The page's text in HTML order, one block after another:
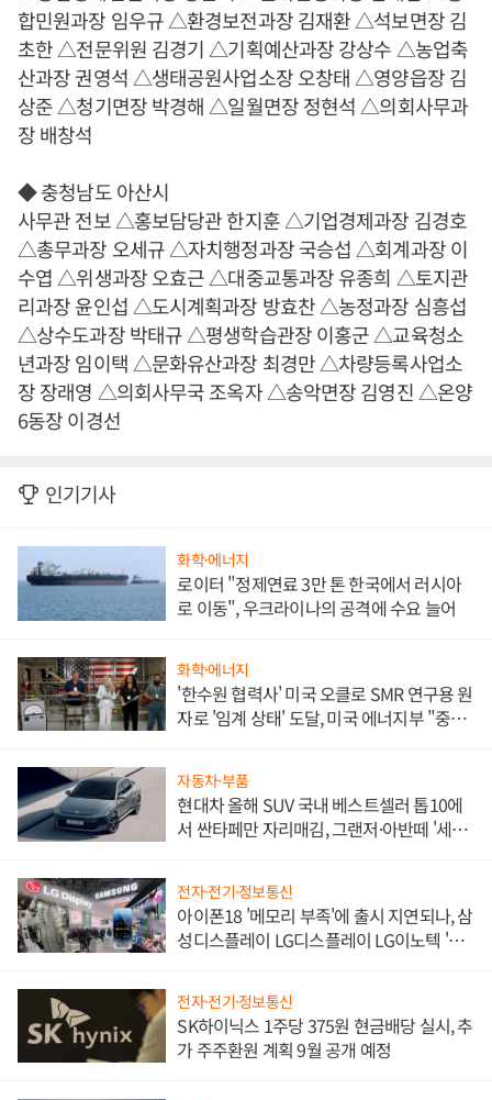
합민원과장 임우규 △환경보전과장 김재환 △석보면장 김
초한 △전문위원 김경기 △기획예산과장 강상수 △농업축
산과장 권영석 △생태공원사업소장 오창태 △영양읍장 김
상준 △청기면장 박경해 △일월면장 정현석 △의회사무과
장 배창석
◆ 충청남도 아산시
사무관 전보 △홍보담당관 한지훈 △기업경제과장 김경호
△총무과장 오세규 △자치행정과장 국승섭 △회계과장 이
수엽 △위생과장 오효근 △대중교통과장 유종희 △토지관
리과장 윤인섭 △도시계획과장 방효찬 △농정과장 심흥섭
△상수도과장 박태규 △평생학습관장 이홍군 △교육청소
년과장 임이택 △문화유산과장 최경만 △차량등록사업소
장 장래영 △의회사무국 조옥자 △송악면장 김영진 △온양
6동장 이경선
인기기사
화학·에너지
로이터 "정제연료 3만 톤 한국에서 러시아
로 이동", 우크라이나의 공격에 수요 늘어
화학·에너지
'한수원 협력사' 미국 오클로 SMR 연구용 원
자로 '임계 상태' 도달, 미국 에너지부 "중요
자동차·부품
현대차 올해 SUV 국내 베스트셀러 톱10에
서 싼타페만 자리매김, 그랜저·아반떼 '세단
전자·전기·정보통신
아이폰18 '메모리 부족'에 출시 지연되나, 삼
성디스플레이 LG디스플레이 LG이노텍 '탈
전자·전기·정보통신
SK하이닉스 1주당 375원 현금배당 실시, 추
가 주주환원 계획 9월 공개 예정